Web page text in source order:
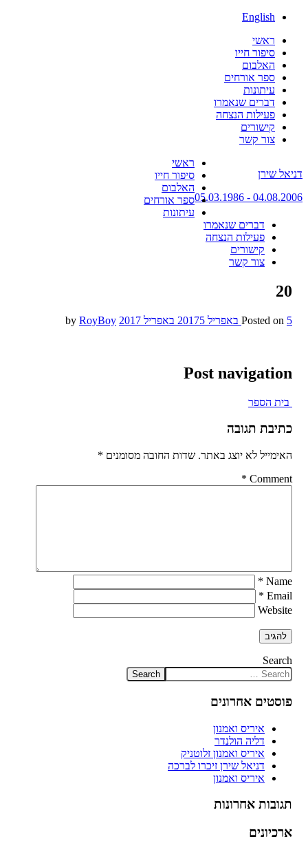
English
ראשי
סיפור חייו
האלבום
ספר אורחים
עיתונות
דברים שנאמרו
פעילות הנצחה
קישורים
צור קשר
דניאל שירן
04.08.2006 - 05.03.1986
Skip
to
content
ראשי
סיפור חייו
האלבום
ספר אורחים
עיתונות
דברים שנאמרו
פעילות הנצחה
קישורים
צור קשר
20
Posted on 5 באפריל 2017 5 באפריל 2017 RoyBoy
Post navigation
בית הספר
כתיבת תגובה
האימייל לא יוצג באתר. שדות החובה מסומנים *
Comment
*
Name
*
Email
*
Website
Search
פוסטים אחרונים
איריס ואמנון
דליה הולנדר
איריס ואמנון זלוטניק
דניאל שירן זיכרו לברכה
איריס ואמנון
תגובות אחרונות
ארכיונים